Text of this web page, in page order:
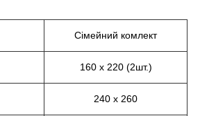
Сімейний комлект
160 х 220 (2шт.)
240 х 260